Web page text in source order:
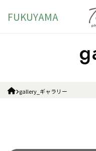
FUKUYAMA
gallery_ギャラリー